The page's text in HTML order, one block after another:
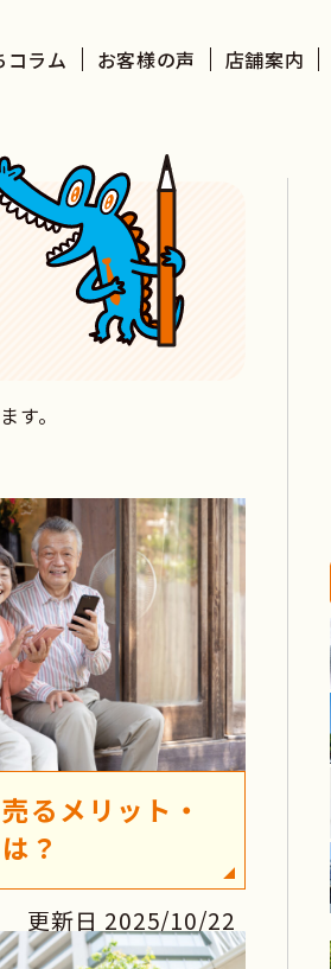
コラム
お客様の声 店舗案内
す。
るメリット・
？
更新日 2025/10/22